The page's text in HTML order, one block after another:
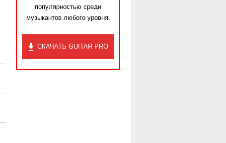
популярностью среди
музыкантов любого уровня.
СКАЧАТЬ GUITAR PRO